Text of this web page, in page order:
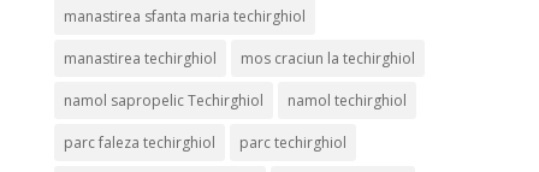
manastirea sfanta maria techirghiol
manastirea techirghiol mos craciun la techirghiol
namol sapropelic Techirghiol namol techirghiol
parc faleza techirghiol parc techirghiol